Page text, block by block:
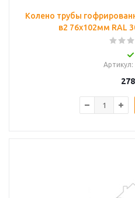
Колено трубы
в2 76х102мм RAL
Артикул:
278